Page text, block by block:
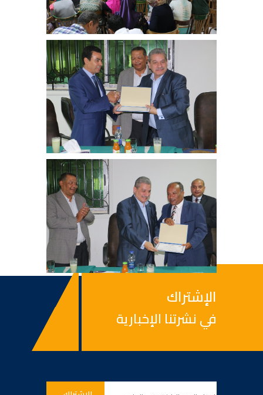
الإشتراك
في نشرتنا الإخبارية